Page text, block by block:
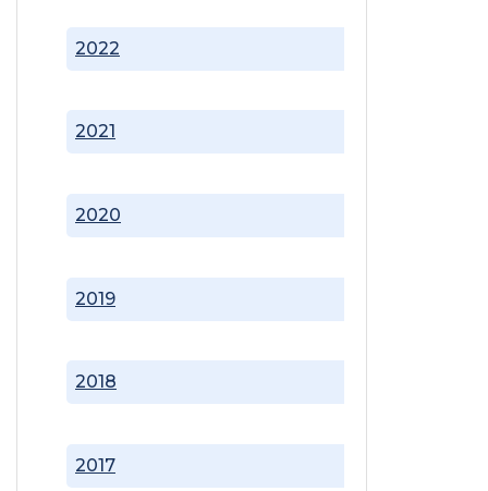
2017
2018
2019
2020
2021
2022